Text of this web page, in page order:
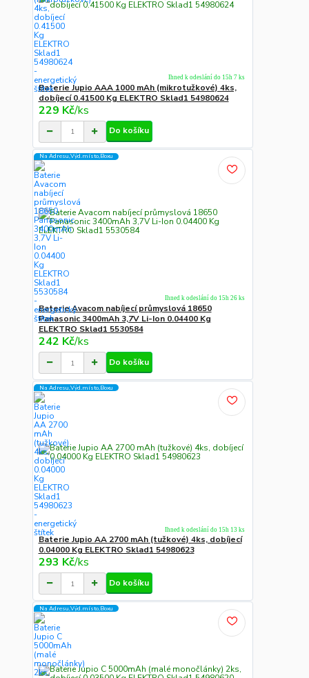
Baterie Jupio AAA 1000 mAh (mikrotužkové) 4ks,
dobíjecí 0.41500 Kg ELEKTRO Sklad1 54980624
229 Kč/ks
Ihned k odeslání do 15h 7 ks
Do košíku
Na Adresu,Výd.místo,Boxu
Baterie Avacom nabíjecí průmyslová 18650
Panasonic 3400mAh 3,7V Li-Ion 0.04400 Kg
ELEKTRO Sklad1 5530584
242 Kč/ks
Ihned k odeslání do 15h 26 ks
Do košíku
Na Adresu,Výd.místo,Boxu
Baterie Jupio AA 2700 mAh (tužkové) 4ks, dobíjecí
0.04000 Kg ELEKTRO Sklad1 54980623
293 Kč/ks
Ihned k odeslání do 15h 13 ks
Do košíku
Na Adresu,Výd.místo,Boxu